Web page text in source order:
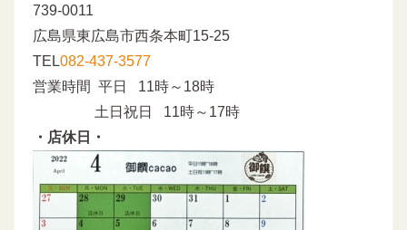
739-0011
広島県東広島市西条本町15-25
TEL082-437-3577
営業時間 平日 11時～18時
土日祝日 11時～17時
・店休日・